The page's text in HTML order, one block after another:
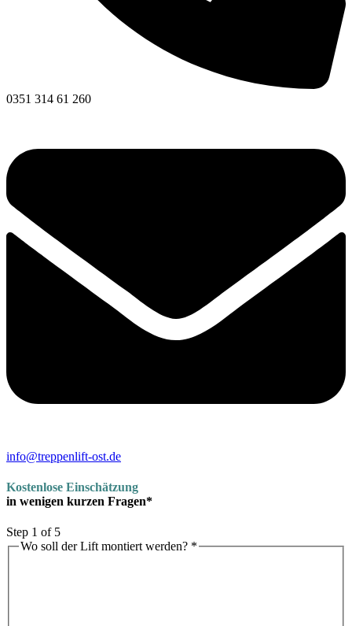
0351 314 61 260
info@treppenlift-ost.de
Kostenlose Einschätzung
in wenigen kurzen Fragen*
Step 1 of 5
Wo soll der Lift montiert werden? *